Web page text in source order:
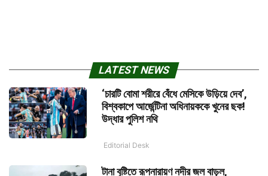
LATEST NEWS
‘চারটি বোমা শরীরে বেঁধে মেসিকে উড়িয়ে দেব’,
বিশ্বকাপে আর্জেন্টিনা অধিনায়ককে খুনের ছক!
উদ্ধার পুলিশ নথি
Editorial Desk
টানা বৃষ্টিতে রূপনারায়ণ নদীর জল বাড়ল,